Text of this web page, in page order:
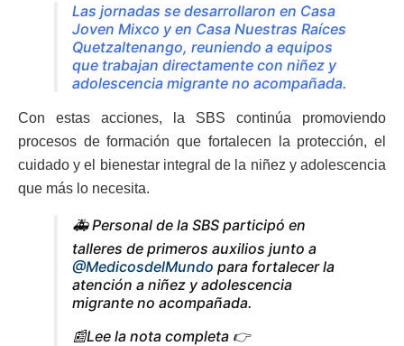
Las jornadas se desarrollaron en Casa
Joven Mixco y en Casa Nuestras Raíces
Quetzaltenango, reuniendo a equipos
que trabajan directamente con niñez y
adolescencia migrante no acompañada.
Con estas acciones, la SBS continúa promoviendo
procesos de formación que fortalecen la protección, el
cuidado y el bienestar integral de la niñez y adolescencia
que más lo necesita.
🚑 Personal de la SBS participó en
talleres de primeros auxilios junto a
@MedicosdelMundo para fortalecer la
atención a niñez y adolescencia
migrante no acompañada.
📰Lee la nota completa 👉